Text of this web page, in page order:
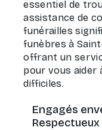
essentiel de
assistance de
funérailles
funèbres à
offrant un
pour vous aider
difficiles.
Engagés
Respectueux